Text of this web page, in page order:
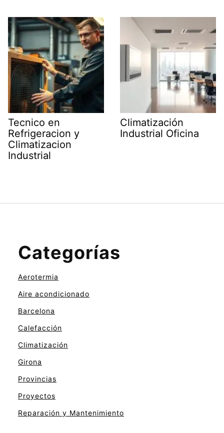
Tecnico en
Refrigeracion y
Climatizacion
Industrial
Climatización
Industrial Oficina
Categorías
Aerotermia
Aire acondicionado
Barcelona
Calefacción
Climatización
Girona
Provincias
Proyectos
Reparación y Mantenimiento